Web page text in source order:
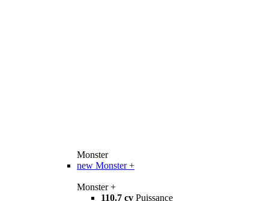
Monster
new Monster +
Monster +
110.7 cv Puissance